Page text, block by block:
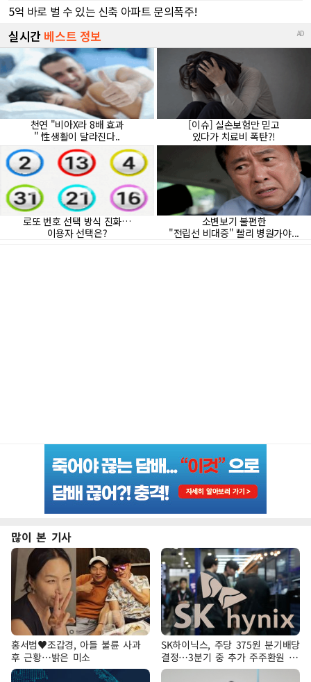
많이 본 기사
홍서범♥조갑경, 아들 불륜 사과
후 근황…밝은 미소
SK하이닉스, 주당 375원 분기배당
결정…3분기 중 추가 주주환원 발
표